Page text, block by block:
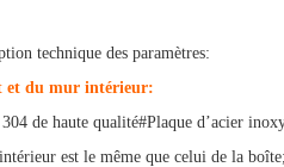
technique des paramètres:
et du mur intérieur:
de haute qualité#Plaque d’acier
est le même que celui de la